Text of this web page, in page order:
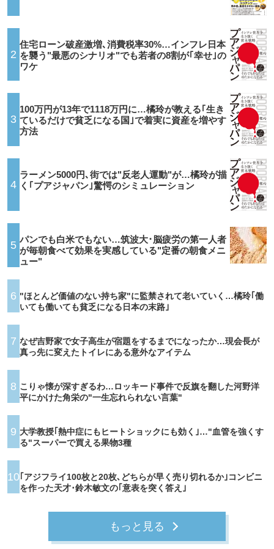
2
住宅ローン破産激増､消費税率30%…インフレ日本
を襲う"最悪のシナリオ"でも若者の8割が｢幸せ｣の
ワケ
3
100万円が13年で1118万円に…橘玲が教える｢生き
ているだけで貧乏になる国｣で着実に資産を増やす
方法
4
ラーメン5000円､街では"反老人運動"が…橘玲が描
く｢プアジャパン｣驚愕のシミュレーション
5 パンでも白米でもない…筑波大･脳疲労の第一人者
が毎朝食べて効果を実感している"定番の朝食メニ
ュー"
6 "ほとんど価値のない持ち家"に監禁されて老いていく…橘玲｢働
いても働いても貧乏になる日本の末路｣
7 なぜ吉野家で女子高生が宿題をするまでになったか…現会長が
真っ先に変えたトイレにある意外なアイテム
8 こりゃ懐が深すぎるわ…ロッキード事件で反旗を翻した河野洋
平にかけた角栄の"一生忘れられない言葉"
9 大学教授｢熱中症にもヒートショックにも効く｣…"血管を強くす
る"スーパーで買える果物3種
10 ｢アジフライ100枚と20枚､どちらが早く売り切れるか｣コンビニ
を作った天才･鈴木敏文の｢意表を突く答え｣
もっと見る